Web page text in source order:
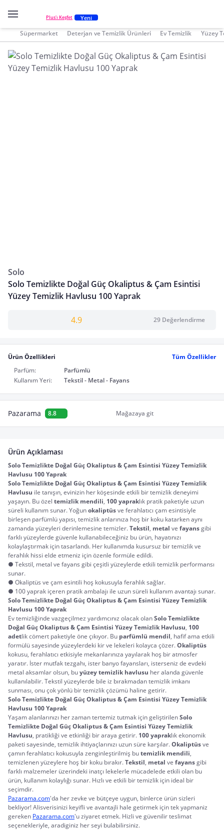
Plus'ı Keşfet Yeni
Süpermarket Deterjan ve Temizlik Ürünleri Ev Temizlik Yüzey
Solo
Solo Temizlikte Doğal Güç Okaliptus & Çam Esintisi
Yüzey Temizlik Havlusu 100 Yaprak
4.9 29 Değerlendirme
Ürün Özellikleri
Tüm Özellikler
Parfüm:
Parfümlü
Kullanım Yeri:
Tekstil - Metal - Fayans
Pazarama 8.8 Mağazaya git
Ürün Açıklaması
Solo Temizlikte Doğal Güç Okaliptus & Çam Esintisi Yüzey Temizlik
Havlusu 100 Yaprak
Solo Temizlikte Doğal Güç Okaliptus & Çam Esintisi Yüzey Temizlik
Havlusu ile tanışın, evinizin her köşesinde etkili bir temizlik deneyimi
yaşayın. Bu özel temizlik mendili, 100 yapraklık pratik paketiyle uzun
süreli kullanım sunar. Yoğun okaliptüs ve ferahlatıcı çam esintisiyle
birleşen parfümlü yapısı, temizlik anlarınıza hoş bir koku katarken aynı
zamanda yüzeyleri derinlemesine temizler. Tekstil, metal ve fayans gibi
farklı yüzeylerde güvenle kullanabileceğiniz bu ürün, hayatınızı
kolaylaştırmak için tasarlandı. Her kullanımda kusursuz bir temizlik ve
ferahlık hissi elde etmeniz için özenle formüle edildi.
● Tekstil, metal ve fayans gibi çeşitli yüzeylerde etkili temizlik performansı
sunar.
● Okaliptüs ve çam esintili hoş kokusuyla ferahlık sağlar.
● 100 yaprak içeren pratik ambalajı ile uzun süreli kullanım avantajı sunar.
Solo Temizlikte Doğal Güç Okaliptus & Çam Esintisi Yüzey Temizlik
Havlusu 100 Yaprak
Ev temizliğinde vazgeçilmez yardımcınız olacak olan Solo Temizlikte
Doğal Güç Okaliptus & Çam Esintisi Yüzey Temizlik Havlusu, 100
adetlik cömert paketiyle öne çıkıyor. Bu parfümlü mendil, hafif ama etkili
formülü sayesinde yüzeylerdeki kir ve lekeleri kolayca çözer. Okaliptüs
kokusu, ferahlatıcı etkisiyle mekanlarınıza yayılarak hoş bir atmosfer
yaratır. İster mutfak tezgahı, ister banyo fayansları, isterseniz de evdeki
metal aksamlar olsun, bu yüzey temizlik havlusu her alanda güvenle
kullanılabilir. Tekstil yüzeylerde bile iz bırakmadan temizlik imkanı
sunması, onu çok yönlü bir temizlik çözümü haline getirir.
Solo Temizlikte Doğal Güç Okaliptus & Çam Esintisi Yüzey Temizlik
Havlusu 100 Yaprak
Yaşam alanlarınızı her zaman tertemiz tutmak için geliştirilen Solo
Temizlikte Doğal Güç Okaliptus & Çam Esintisi Yüzey Temizlik
Havlusu, pratikliği ve etkinliği bir araya getirir. 100 yapraklık ekonomik
paketi sayesinde, temizlik ihtiyaçlarınızı uzun süre karşılar. Okaliptüs ve
çamın ferahlatıcı kokusuyla zenginleştirilmiş bu temizlik mendili,
temizlenen yüzeylere hoş bir koku bırakır. Tekstil, metal ve fayans gibi
farklı malzemeler üzerindeki inatçı lekelerle mücadelede etkili olan bu
ürün, kullanım kolaylığı sunar. Hızlı ve etkili bir temizlik için ideal bir
seçimdir.
Pazarama.com'da her zevke ve bütçeye uygun, binlerce ürün sizleri
bekliyor! Alisverisinizi keyifli ve avantajli hale getirmek için tek yapmaniz
gereken Pazarama.com'u ziyaret etmek. Hizli ve güvenilir teslimat
seçenekleriyle, aradiginiz her seyi bulabilirsiniz.